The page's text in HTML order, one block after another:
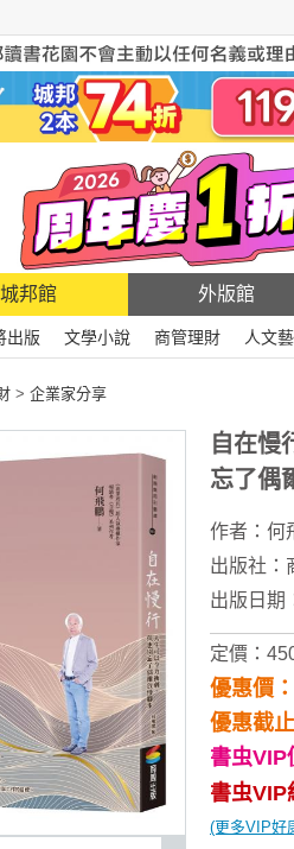
城邦館 外版館
出版 文學小說 商管理財 人文
> 企業家分享
自在慢
忘了偶
作者： 何
出版社：
出版日期
定價：
優惠價
優惠截
書虫VIP
書虫VIP
(更多VIP好